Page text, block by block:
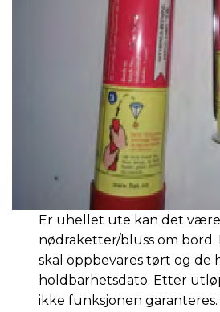
Er uhellet ute kan det være
nødraketter/bluss om
skal oppbevares tørt og de
holdbarhetsdato. Etter
ikke funksjonen